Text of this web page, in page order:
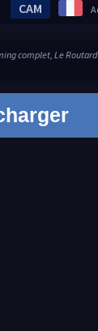
CAM
complet, Le